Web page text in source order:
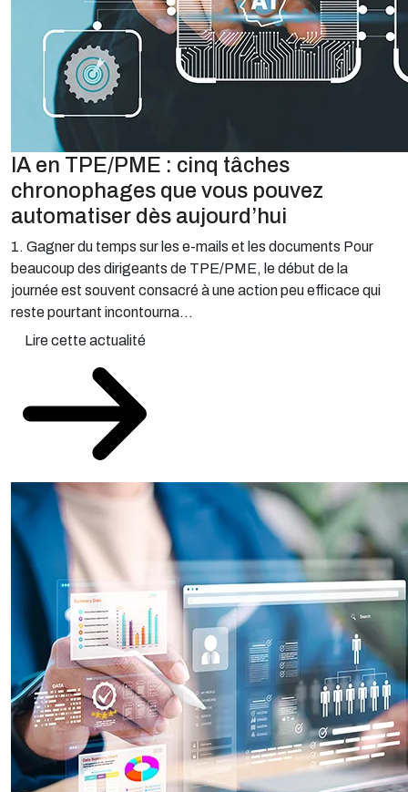
IA en TPE/PME : cinq tâches
chronophages que vous pouvez
automatiser dès aujourd’hui
1. Gagner du temps sur les e-mails et les documents Pour
beaucoup des dirigeants de TPE/PME, le début de la
journée est souvent consacré à une action peu efficace qui
reste pourtant incontourna...
Lire cette actualité